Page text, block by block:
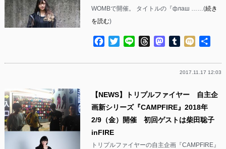
WOMBで開催。 タイトルの『флаш ……(続き
を読む)
Facebook
TwitterLine ThreadsMastodon
Tumblr
Mixi
2017.11.17 12:03
【NEWS】トリプルファイヤー 自主企
画新シリーズ『CAMPFIRE』2018年
2/9（金）開催 初回ゲストは柴田聡子
inFIRE
トリプルファイヤーの自主企画『CAMPFIRE』